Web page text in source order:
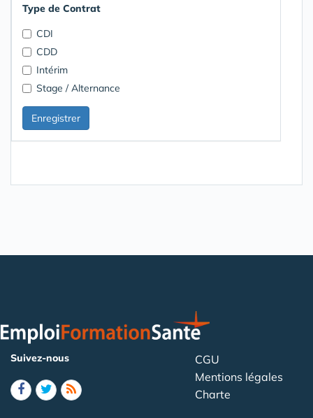
Type de Contrat
CDI
CDD
Intérim
Stage / Alternance
Suivez-nous
CGU
Mentions légales
Charte